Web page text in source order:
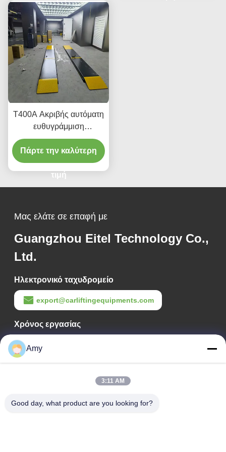
T400A Ακριβής αυτόματη
ευθυγράμμιση
ανελκυστήρα 380V/220V
με χαμηλό προφίλ
σχεδιασμό
Πάρτε την καλύτερη
τιμή
Μας ελάτε σε επαφή με
Guangzhou Eitel Technology Co.,
Ltd.
Ηλεκτρονικό ταχυδρομείο
export@carliftingequipments.com
Χρόνος εργασίας
09:00-18:00
Η διεύθυνσή μας
Amy
3:11 AM
Good day, what product are you looking for?